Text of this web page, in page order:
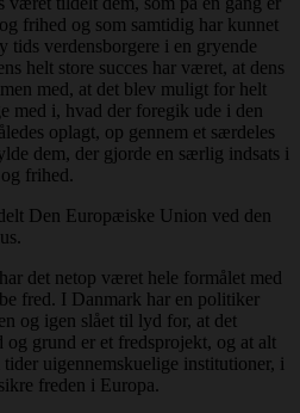
frihed og som samtidig har kunnet
tids verdensborgere i en gryende
helt store succes har været, at dens
med, at det blev muligt for helt
med i, hvad der foregik ude i den
oplagt, op gennem et særdeles
dem, der gjorde en særlig indsats i
frihed.
Den Europæiske Union ved den
det netop været hele formålet med
fred. I Danmark har en politiker
og igen slået til lyd for, at det
grund er et fredsprojekt, og at alt
uigennemskuelige institutioner, i
freden i Europa.